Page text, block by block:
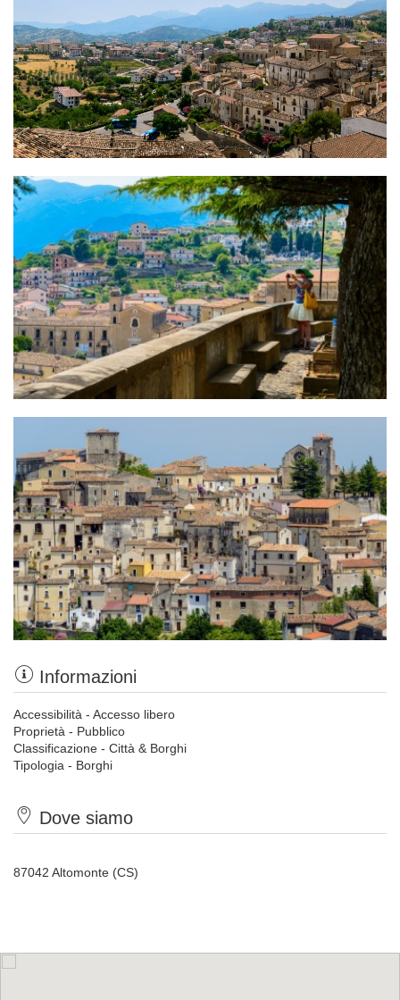
Informazioni
Accessibilità - Accesso libero
Proprietà - Pubblico
Classificazione - Città & Borghi
Tipologia - Borghi
Dove siamo
87042 Altomonte (CS)